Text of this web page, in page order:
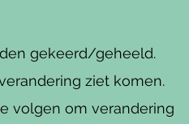
gekeerd/geheeld.
ziet komen.
volgen om verandering